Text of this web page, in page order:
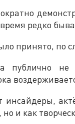
редко
принято, по
публично не
инсайдеры,
но и как